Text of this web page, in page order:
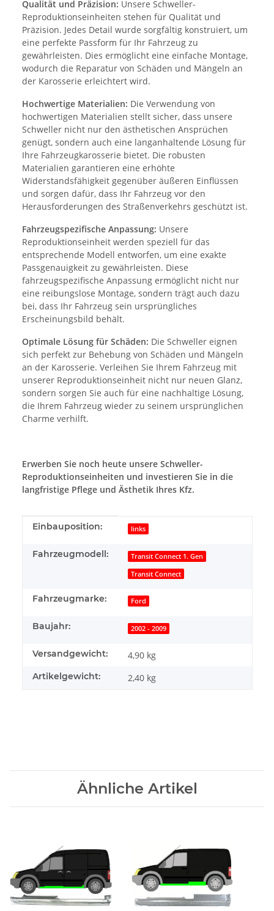
Qualität und Präzision: Unsere Schweller-
Reproduktionseinheiten stehen für Qualität und
Präzision. Jedes Detail wurde sorgfältig konstruiert, um
eine perfekte Passform für Ihr Fahrzeug zu
gewährleisten. Dies ermöglicht eine einfache Montage,
wodurch die Reparatur von Schäden und Mängeln an
der Karosserie erleichtert wird.
Hochwertige Materialien: Die Verwendung von
hochwertigen Materialien stellt sicher, dass unsere
Schweller nicht nur den ästhetischen Ansprüchen
genügt, sondern auch eine langanhaltende Lösung für
Ihre Fahrzeugkarosserie bietet. Die robusten
Materialien garantieren eine erhöhte
Widerstandsfähigkeit gegenüber äußeren Einflüssen
und sorgen dafür, dass Ihr Fahrzeug vor den
Herausforderungen des Straßenverkehrs geschützt ist.
Fahrzeugspezifische Anpassung: Unsere
Reproduktionseinheit werden speziell für das
entsprechende Modell entworfen, um eine exakte
Passgenauigkeit zu gewährleisten. Diese
fahrzeugspezifische Anpassung ermöglicht nicht nur
eine reibungslose Montage, sondern trägt auch dazu
bei, dass Ihr Fahrzeug sein ursprüngliches
Erscheinungsbild behält.
Optimale Lösung für Schäden: Die Schweller eignen
sich perfekt zur Behebung von Schäden und Mängeln
an der Karosserie. Verleihen Sie Ihrem Fahrzeug mit
unserer Reproduktionseinheit nicht nur neuen Glanz,
sondern sorgen Sie auch für eine nachhaltige Lösung,
die Ihrem Fahrzeug wieder zu seinem ursprünglichen
Charme verhilft.
Erwerben Sie noch heute unsere Schweller-
Reproduktionseinheiten und investieren Sie in die
langfristige Pflege und Ästhetik Ihres Kfz.
Produkteigenschaft
Wert
Einbauposition: links
Fahrzeugmodell: Transit Connect 1. Gen
Transit Connect
Fahrzeugmarke: Ford
Baujahr: 2002 - 2009
Versandgewicht: 4,90 kg
Artikelgewicht: 2,40 kg
Ähnliche Artikel